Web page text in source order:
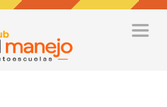
Toggle